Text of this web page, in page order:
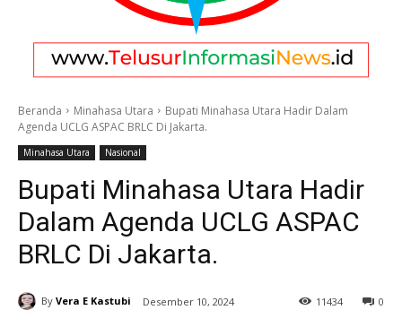
Beranda Minahasa Utara
Bupati Minahasa Utara Hadir Dalam
Agenda UCLG ASPAC BRLC Di Jakarta.
Minahasa Utara Nasional
Bupati Minahasa Utara Hadir
Dalam Agenda UCLG ASPAC
BRLC Di Jakarta.
By Vera E Kastubi Desember 10, 2024 0
11434